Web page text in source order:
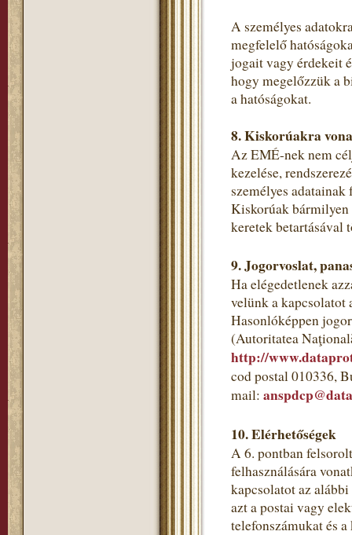
A személyes
megfelelő
jogait vagy érdekeit
hogy megelőzzük a
a hatóságokat.
8. Kiskorúakra
Az EMÉ-nek nem
kezelése,
személyes
Kiskorúak bármilyen
keretek betartásával
9. Jogorvoslat,
Ha elégedetlenek
velünk a kapcsolatot
Hasonlóképpen
(Autoritatea
http://
cod postal 010336,
mail:
10. Elérhetőségek
A 6. pontban
felhasználására
kapcsolatot az
azt a postai vagy
telefonszámukat és